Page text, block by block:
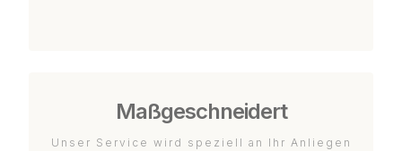
Maßgeschneidert
Unser Service wird speziell an Ihr Anliegen